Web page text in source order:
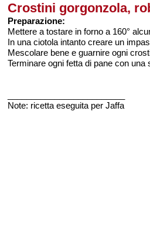
Crostini gorgonzola,
Preparazione:
Mettere a tostare in forno a 160°
In una ciotola intanto creare un
Mescolare bene e guarnire ogni
Terminare ogni fetta di pane con
Note: ricetta eseguita per Jaffa